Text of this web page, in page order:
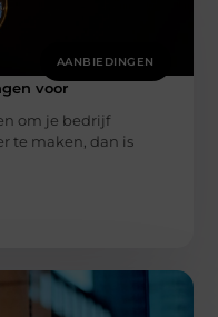
AANBIEDINGEN
voor
om je bedrijf
te maken, dan is